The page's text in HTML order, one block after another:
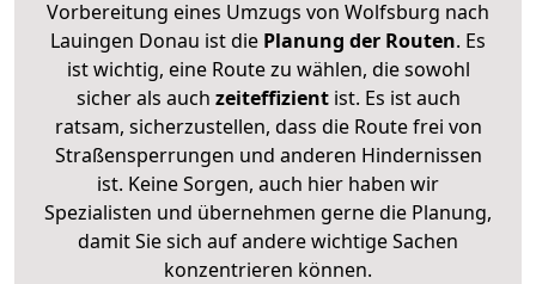
Vorbereitung eines Umzugs von Wolfsburg nach
Lauingen Donau ist die Planung der Routen. Es
ist wichtig, eine Route zu wählen, die sowohl
sicher als auch zeiteffizientist. Es ist auch
ratsam, sicherzustellen, dass die Route frei von
Straßensperrungen und anderen Hindernissen
ist. Keine Sorgen, auch hier haben wir
Spezialisten und übernehmen gerne die Planung,
damit Sie sich auf andere wichtige Sachen
konzentrieren können.